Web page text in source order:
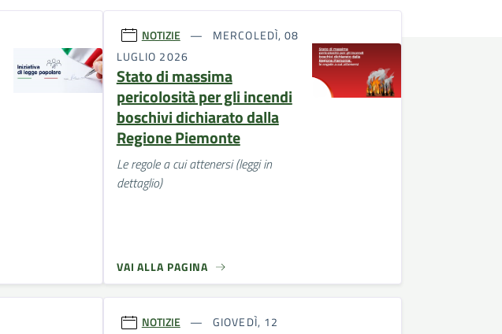
NOTIZIE
MERCOLEDÌ, 08
LUGLIO 2026
Stato di massima
pericolosità per gli incendi
boschivi dichiarato dalla
Regione Piemonte
Le regole a cui attenersi (leggi in
dettaglio)
VAI ALLA PAGINA
NOTIZIE
GIOVEDÌ, 12